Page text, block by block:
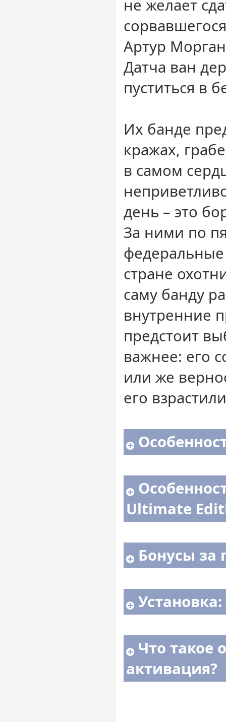
не желает
Артур
Датча ван
пуститься в
Их банде
кражах,
в самом
день – это
За ними по
стране
саму банду
внутренние
предстоит
важнее: его
или же
его
Ultimate
Бонусы за
Установка:
Что такое
активация?